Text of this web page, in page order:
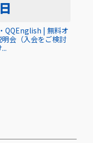
QQEnglish | 無料オ
明会（入会をご検討